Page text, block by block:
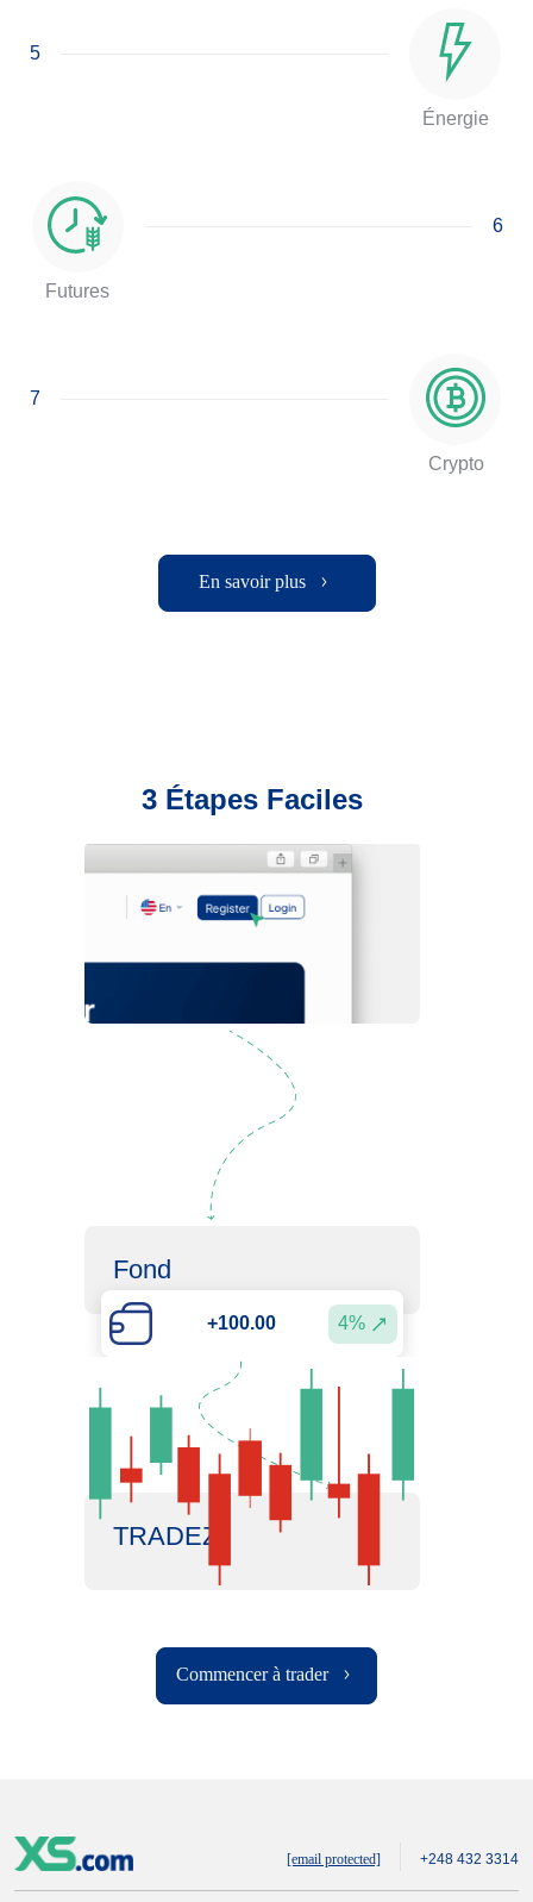
5
Énergie
6
Futures
7
Crypto
En savoir plus
3 Étapes Faciles
Inscription
Fond
+100.00 4%
TRADEZ
Commencer à trader
[email protected] +248 432 3314